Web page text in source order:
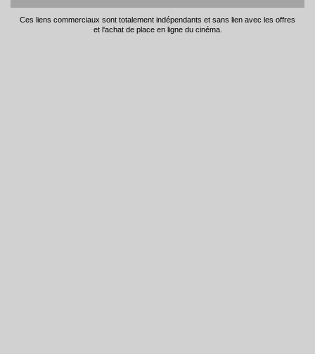
Ces liens commerciaux sont totalement indépendants et sans lien avec les offres
et l'achat de place en ligne du cinéma.